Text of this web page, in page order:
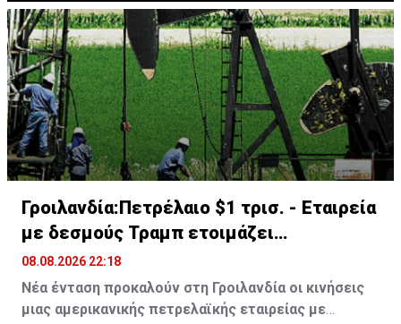
Γροιλανδία:Πετρέλαιο $1 τρισ. - Εταιρεία
με δεσμούς Τραμπ ετοιμάζει
γεωτρήσεις
08.08.2026 22:18
Νέα ένταση προκαλούν στη Γροιλανδία οι κινήσεις
μιας αμερικανικής πετρελαϊκής εταιρείας με